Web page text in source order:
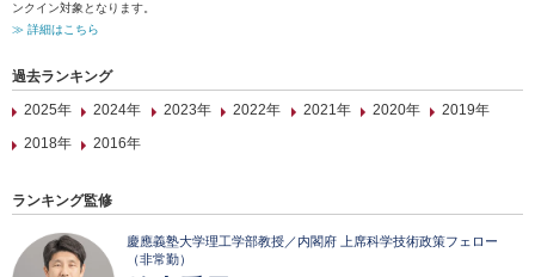
ンクイン対象となります。
≫ 詳細はこちら
過去ランキング
2025年
2024年 2023年 2022年 2021年 2020年
2019年
2018年
2016年
ランキング監修
慶應義塾大学理工学部教授／内閣府 上席科学技術政策フェロー
（非常勤）